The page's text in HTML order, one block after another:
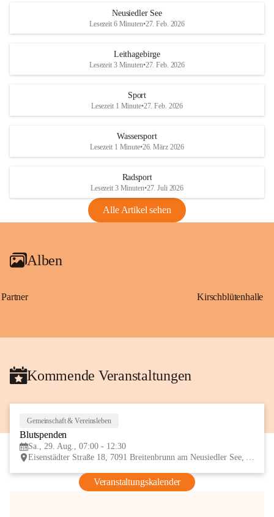
S
und den daraus folgenden wirtschaftlichen
Maßnahmen zur Bekämpfung
Rebe und der Amerikanischen
Anhang VBl. EU Nr. 18
1 Seite•1,4 MB
VBl. EU Nr. 18_2026
r
S
Neusiedler See
Lesezeit 6 Minuten•27. Feb. 2026
Leithagebirge
Lesezeit 3 Minuten•27. Feb. 2026
Sport
Lesezeit 1 Minute•27. Feb. 2026
Wassersport
Lesezeit 1 Minute•26. März 2026
Radsport
Lesezeit 3 Minuten•27. Juli 2026
Alle Artikel sehen
Alben
Partner Kirschblütenhalle
Kommende Veranstaltungen
Gemeinschaft & Vereinsleben
Blutspenden
Sa., 29. Aug., 07:00 - 12:30
Eisenstädter Straße 18, 7091 Breitenbrunn am Neusiedler See, AUT
Veranstaltungskalender